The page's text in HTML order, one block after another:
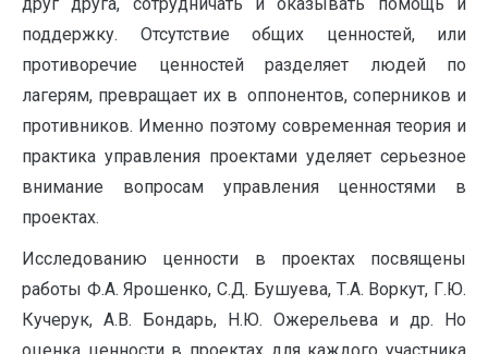
поддержку. Отсутствие общих ценностей, или
противоречие ценностей разделяет людей по
лагерям, превращает их в оппонентов, соперников и
противников. Именно поэтому современная теория и
практика управления проектами уделяет серьезное
внимание вопросам управления ценностями в
проектах.
Исследованию ценности в проектах посвящены
работы Ф.А. Ярошенко, С.Д. Бушуева, Т.А. Воркут, Г.Ю.
Кучерук, А.В. Бондарь, Н.Ю. Ожерельева и др. Но